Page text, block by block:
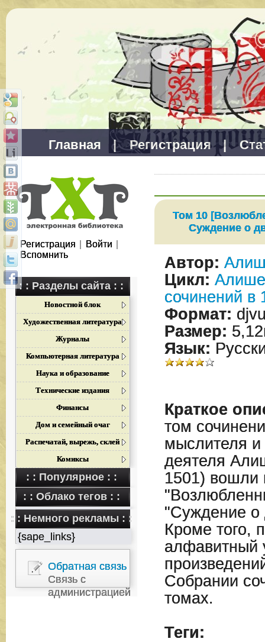
Главная | Регистрация |
Регистрация Войти
Вспомнить
: : Разделы сайта : :
Новостной блок
Художественная литература
Журналы
Компьютерная литература
Наука и образование
Технические издания
Финансы
Дом и семейный очаг
Распечатай, вырежь, склей
Комиксы
: : Популярное : :
: : Облако тегов : :
: : Немного рекламы : :
{sape_links}
Обратная связь
Связь с
администрацией
Том 10
Суждение о
Автор:
Цикл:
сочинений в
Формат:
Размер:
Язык:
Краткое
том
мыслителя и
деятеля
1501) вошли
"Суждение о
Кроме того,
алфавитный
Собрании
томах.
Теги: